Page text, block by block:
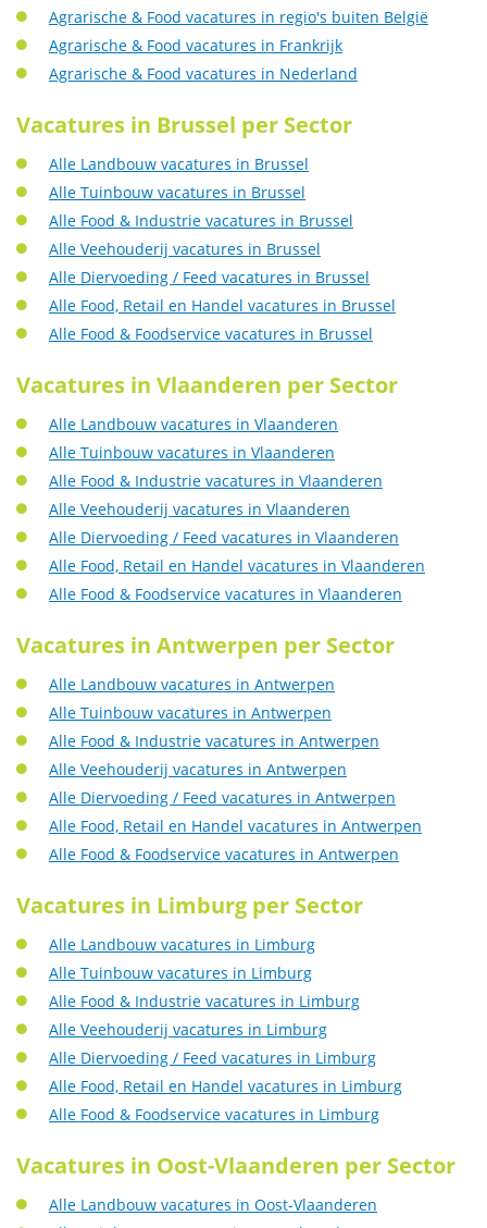
Agrarische & Food vacatures in regio's buiten België
Agrarische & Food vacatures in Frankrijk
Agrarische & Food vacatures in Nederland
Vacatures in Brussel per Sector
Alle Landbouw vacatures in Brussel
Alle Tuinbouw vacatures in Brussel
Alle Food & Industrie vacatures in Brussel
Alle Veehouderij vacatures in Brussel
Alle Diervoeding / Feed vacatures in Brussel
Alle Food, Retail en Handel vacatures in Brussel
Alle Food & Foodservice vacatures in Brussel
Vacatures in Vlaanderen per Sector
Alle Landbouw vacatures in Vlaanderen
Alle Tuinbouw vacatures in Vlaanderen
Alle Food & Industrie vacatures in Vlaanderen
Alle Veehouderij vacatures in Vlaanderen
Alle Diervoeding / Feed vacatures in Vlaanderen
Alle Food, Retail en Handel vacatures in Vlaanderen
Alle Food & Foodservice vacatures in Vlaanderen
Vacatures in Antwerpen per Sector
Alle Landbouw vacatures in Antwerpen
Alle Tuinbouw vacatures in Antwerpen
Alle Food & Industrie vacatures in Antwerpen
Alle Veehouderij vacatures in Antwerpen
Alle Diervoeding / Feed vacatures in Antwerpen
Alle Food, Retail en Handel vacatures in Antwerpen
Alle Food & Foodservice vacatures in Antwerpen
Vacatures in Limburg per Sector
Alle Landbouw vacatures in Limburg
Alle Tuinbouw vacatures in Limburg
Alle Food & Industrie vacatures in Limburg
Alle Veehouderij vacatures in Limburg
Alle Diervoeding / Feed vacatures in Limburg
Alle Food, Retail en Handel vacatures in Limburg
Alle Food & Foodservice vacatures in Limburg
Vacatures in Oost-Vlaanderen per Sector
Alle Landbouw vacatures in Oost-Vlaanderen